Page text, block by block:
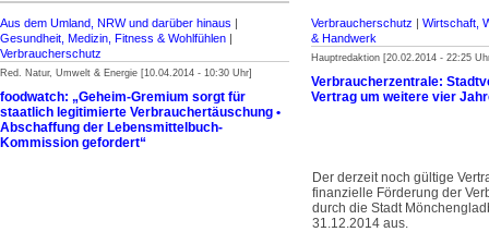
Aus dem Umland, NRW und darüber hinaus |
Gesundheit, Medizin, Fitness & Wohlfühlen |
Verbraucherschutz
Red. Natur, Umwelt & Energie [10.04.2014 - 10:30 Uhr]
foodwatch: „Geheim-Gremium sorgt für
staatlich legitimierte Verbrauchertäuschung •
Abschaffung der Lebensmittelbuch-
Kommission gefordert“
Verbraucherschutz | Wirtschaft,
& Handwerk
Hauptredaktion [20.02.2014 - 22:25
Verbraucherzentrale:
Vertrag um weitere vier
Der derzeit noch gültige
finanzielle Förderung der
durch die Stadt
31.12.2014 aus.